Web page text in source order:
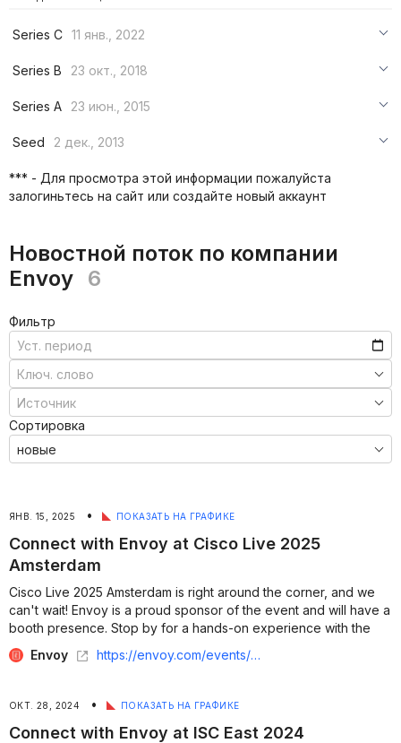
Series C 11 янв., 2022
***
Series B
23 окт., 2018
***
Series A
23 июн., 2015
***
Seed
2 дек., 2013
*** - Для просмотра этой информации пожалуйста
залогиньтесь на сайт или создайте новый аккаунт
Новостной поток по компании
Envoy 6
Фильтр
Сортировка
ЯНВ. 15, 2025 • ПОКАЗАТЬ НА ГРАФИКЕ
Connect with Envoy at Cisco Live 2025
Amsterdam
Cisco Live 2025 Amsterdam is right around the corner, and we
can't wait! Envoy is a proud sponsor of the event and will have a
booth presence. Stop by for a hands-on experience with the
Envoy all-in-one workplace platform, including live demos of our
awar...
Envoy https://envoy.com/events/cisco-live-2025
ОКТ. 28, 2024 • ПОКАЗАТЬ НА ГРАФИКЕ
Connect with Envoy at ISC East 2024